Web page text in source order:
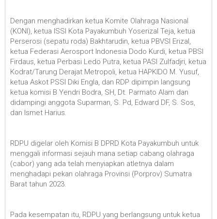
Dengan menghadirkan ketua Komite Olahraga Nasional
(KONI), ketua ISSI Kota Payakumbuh Yoserizal Teja, ketua
Perserosi (sepatu roda) Bakhtarudin, ketua PBVSI Erizal,
ketua Federasi Aerosport Indonesia Dodo Kurdi, ketua PBSI
Firdaus, ketua Perbasi Ledo Putra, ketua PASI Zulfadjri, ketua
Kodrat/Tarung Derajat Metropoli, ketua HAPKIDO M. Yusuf,
ketua Askot PSSI Diki Engla, dan RDP dipimpin langsung
ketua komisi B Yendri Bodra, SH, Dt. Parmato Alam dan
didampingi anggota Suparman, S. Pd, Edward DF, S. Sos,
dan Ismet Harius.
RDPU digelar oleh Komisi B DPRD Kota Payakumbuh untuk
menggali informasi sejauh mana setiap cabang olahraga
(cabor) yang ada telah menyiapkan atletnya dalam
menghadapi pekan olahraga Provinsi (Porprov) Sumatra
Barat tahun 2023.
Pada kesempatan itu, RDPU yang berlangsung untuk ketua